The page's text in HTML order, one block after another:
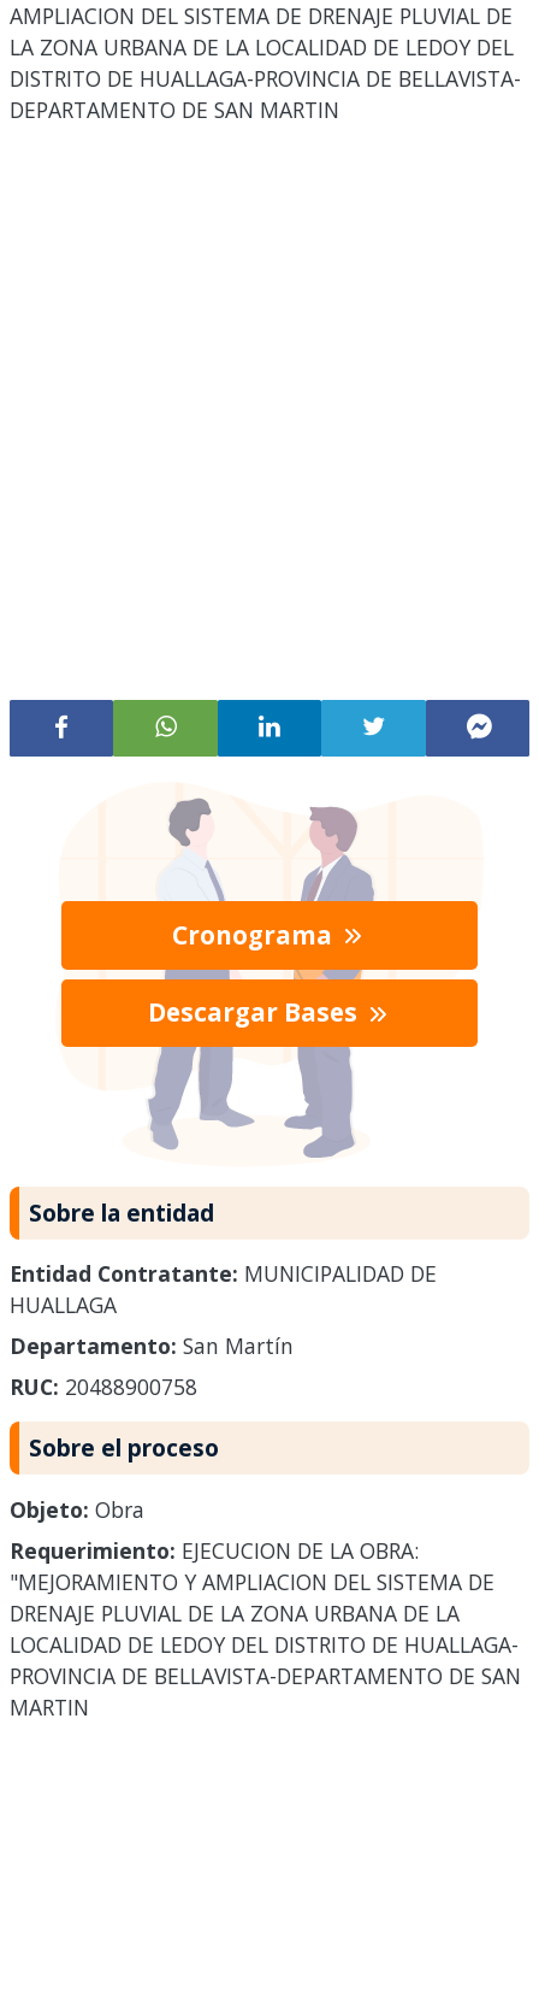
AMPLIACION DEL SISTEMA DE DRENAJE PLUVIAL DE
LA ZONA URBANA DE LA LOCALIDAD DE LEDOY DEL
DISTRITO DE HUALLAGA-PROVINCIA DE BELLAVISTA-
DEPARTAMENTO DE SAN MARTIN
Cronograma
Descargar Bases
Sobre la entidad
Entidad Contratante: MUNICIPALIDAD DE
HUALLAGA
Departamento: San Martín
RUC: 20488900758
Sobre el proceso
Objeto: Obra
Requerimiento: EJECUCION DE LA OBRA:
"MEJORAMIENTO Y AMPLIACION DEL SISTEMA DE
DRENAJE PLUVIAL DE LA ZONA URBANA DE LA
LOCALIDAD DE LEDOY DEL DISTRITO DE HUALLAGA-
PROVINCIA DE BELLAVISTA-DEPARTAMENTO DE SAN
MARTIN